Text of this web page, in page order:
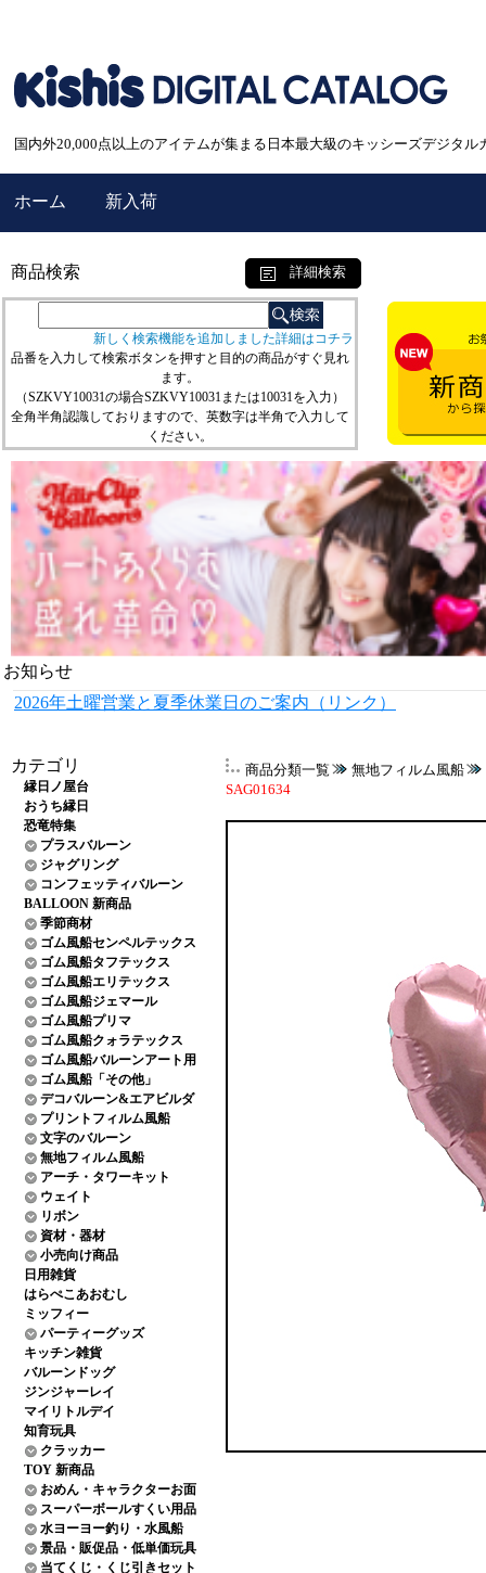
国内外20,000点以上のアイテムが集まる日本最大級のキッシーズデジタル
ホーム 新入荷
商品検索 詳細検索
新しく検索機能を追加しました詳細はコチラ
品番を入力して検索ボタンを押すと目的の商品がすぐ見れ
ます。
（SZKVY10031の場合SZKVY10031または10031を入力）
全角半角認識しておりますので、英数字は半角で入力して
ください。
お知らせ
2026年土曜営業と夏季休業日のご案内（リンク）
カテゴリ
縁日ノ屋台
おうち縁日
恐竜特集
プラスバルーン
ジャグリング
コンフェッティバルーン
BALLOON 新商品
季節商材
ゴム風船センペルテックス
ゴム風船タフテックス
ゴム風船エリテックス
ゴム風船ジェマール
ゴム風船プリマ
ゴム風船クォラテックス
ゴム風船バルーンアート用
ゴム風船「その他」
デコバルーン&エアビルダ
プリントフィルム風船
文字のバルーン
無地フィルム風船
アーチ・タワーキット
ウェイト
リボン
資材・器材
小売向け商品
日用雑貨
はらぺこあおむし
ミッフィー
パーティーグッズ
キッチン雑貨
バルーンドッグ
ジンジャーレイ
マイリトルデイ
知育玩具
クラッカー
TOY 新商品
おめん・キャラクターお面
スーパーボールすくい用品
水ヨーヨー釣り・水風船
景品・販促品・低単価玩具
当てくじ・くじ引きセット
商品分類一覧
無地フィルム風船
SAG01634